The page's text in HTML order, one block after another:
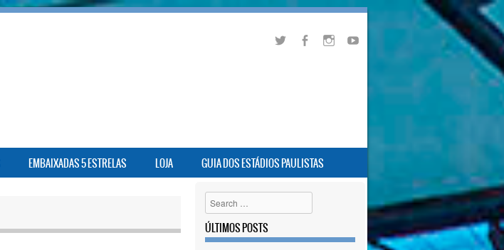
EMBAIXADAS 5 ESTRELAS LOJA GUIA DOS ESTÁDIOS PAULISTAS
Search
ÚLTIMOS POSTS